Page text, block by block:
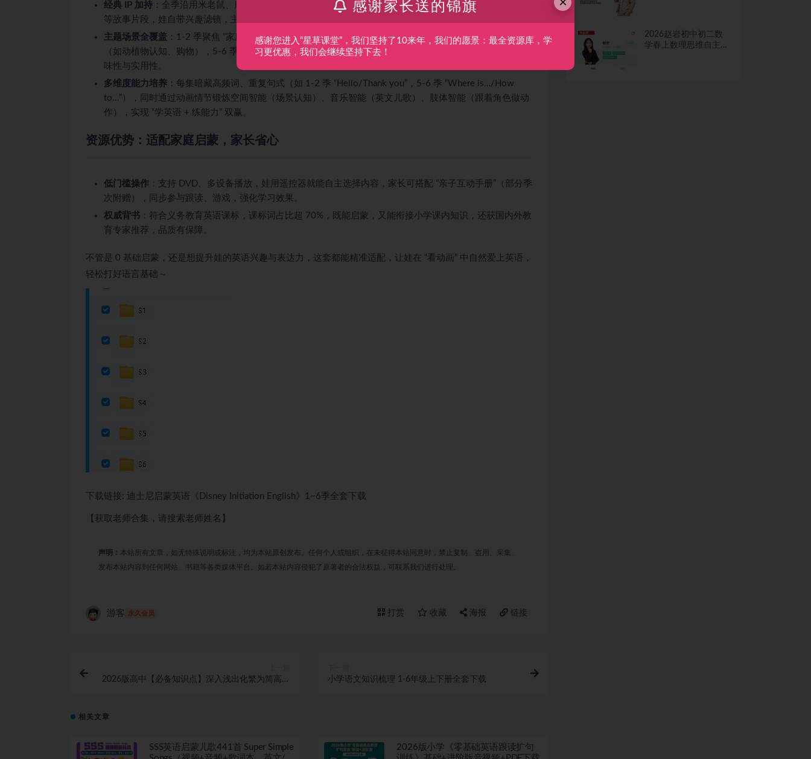
经典 IP 加持 ：全季沿用米老鼠、唐老鸭、冰雪奇缘角色等经典卡通形象，搭配《狮子王》《玩具总动员》
等故事片段，娃自带兴趣滤镜，主动追更学英语。
主题场景全覆盖 ：1-2 季聚焦 “家庭日常”“基础社交”（如问候、点餐），3-4 季拓展 “自然探索”“生活技能”
（如动植物认知、购物），5-6 季融入 “文化故事”“逻辑表达”（如经典童话改编、问题解决对话），兼顾趣
味性与实用性。
多维度能力培养 ：每集暗藏高频词、重复句式（如 1-2 季 “Hello/Thank you”，5-6 季 “Where is…/How
to…”），同时通过动画情节锻炼空间智能（场景认知）、音乐智能（英文儿歌）、肢体智能（跟着角色做动
作），实现 “学英语 + 练能力” 双赢。
资源优势：适配家庭启蒙，家长省心
低门槛操作 ：支持 DVD、多设备播放，娃用遥控器就能自主选择内容，家长可搭配 “亲子互动手册”（部分季
次附赠），同步参与跟读、游戏，强化学习效果。
权威背书 ：符合义务教育英语课标，课标词占比超 70%，既能启蒙，又能衔接小学课内知识，还获国内外教
育专家推荐，品质有保障。
不管是 0 基础启蒙，还是想提升娃的英语兴趣与表达力，这套都能精准适配，让娃在 “看动画” 中自然爱上英语，
轻松打好语言基础～
下载链接: 迪士尼启蒙英语《Disney Initiation English》1~6季全套下载
【获取老师合集，请搜索老师姓名】
声明： 本站所有文章，如无特殊说明或标注，均为本站原创发布。任何个人或组织，在未征得本站同意时，禁止复制、盗用、采集、
发布本站内容到任何网站、书籍等各类媒体平台。如若本站内容侵犯了原著者的合法权益，可联系我们进行处理。
游客 永久会员 打赏 收藏 海报 链接
2026版高中【必备知识点】深入浅出化繁为简高二
小学语文知识梳理 1-6年级上下册全套下载
相关文章
SSS英语启蒙儿歌441首 Super Simple
2026版小学《零基础英语跟读扩句
2026赵岩初中初二数
学春上数理思维自主
感谢家长送的锦旗
感谢您进入“星草课堂”，我们坚持了10来年，我们的愿景：最全资源库，学
习更优惠，我们会继续坚持下去！